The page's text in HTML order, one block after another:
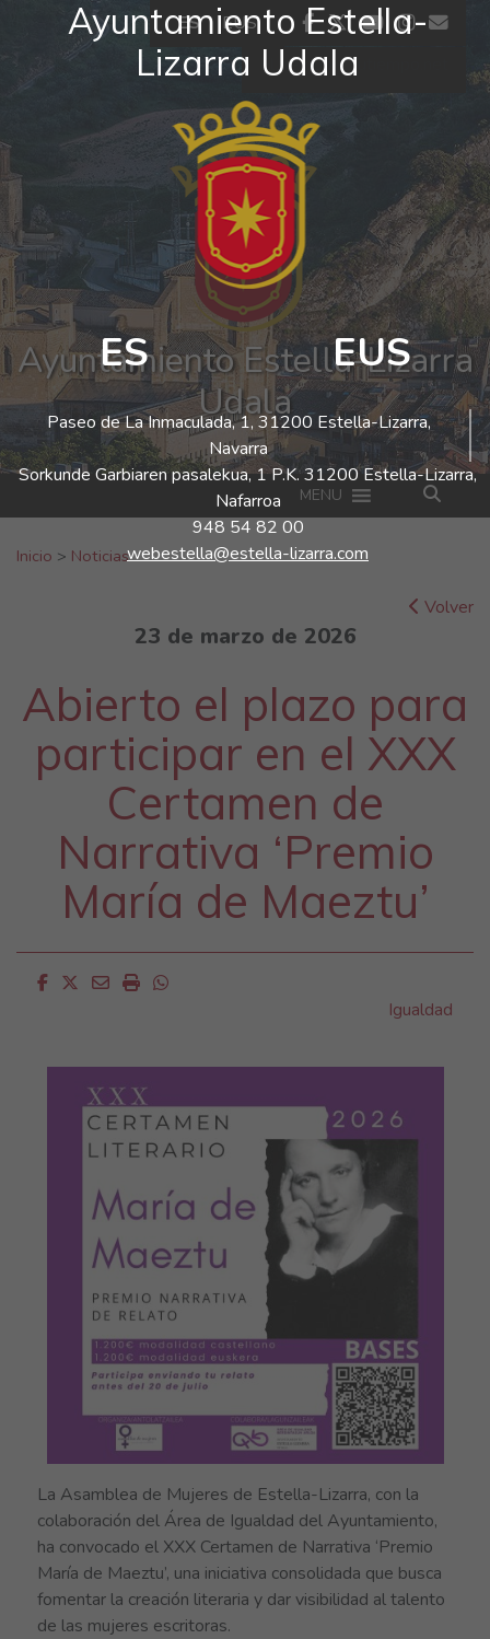
Ayuntamiento Estella-
Lizarra Udala
ES EUS
Paseo de La Inmaculada, 1, 31200 Estella-Lizarra,
Navarra
Sorkunde Garbiaren pasalekua, 1 P.K. 31200 Estella-Lizarra,
Nafarroa
948 54 82 00
webestella@estella-lizarra.com
Ir al contenido ES EUS facebook
twitter
youtube
El tiempo - Tutiempo.net
Ayuntamiento Estella-Lizarra
Udala
MENU
Buscar:
Inicio > Noticias
Volver
23 de marzo de 2026
Abierto el plazo para
participar en el XXX
Certamen de
Narrativa ‘Premio
María de Maeztu’
Facebook
Twitter
EmailImprimirWhatsapp
Igualdad
La Asamblea de Mujeres de Estella-Lizarra, con la
colaboración del Área de Igualdad del Ayuntamiento,
ha convocado el XXX Certamen de Narrativa ‘Premio
María de Maeztu’, una iniciativa consolidada que busca
fomentar la creación literaria y dar visibilidad al talento
de las mujeres escritoras.